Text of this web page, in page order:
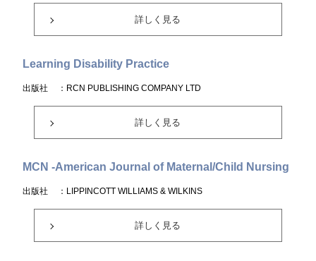
詳しく見る
Learning Disability Practice
出版社 ：RCN PUBLISHING COMPANY LTD
詳しく見る
MCN -American Journal of Maternal/Child Nursing
出版社 ：LIPPINCOTT WILLIAMS & WILKINS
詳しく見る